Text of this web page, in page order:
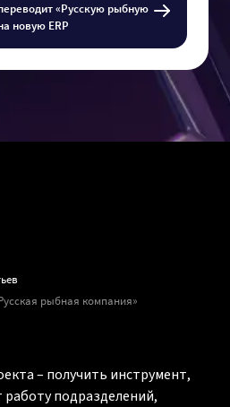
«Русскую рыбную
новую ERP
рыбная компания»
– получить инструмент,
подразделений,